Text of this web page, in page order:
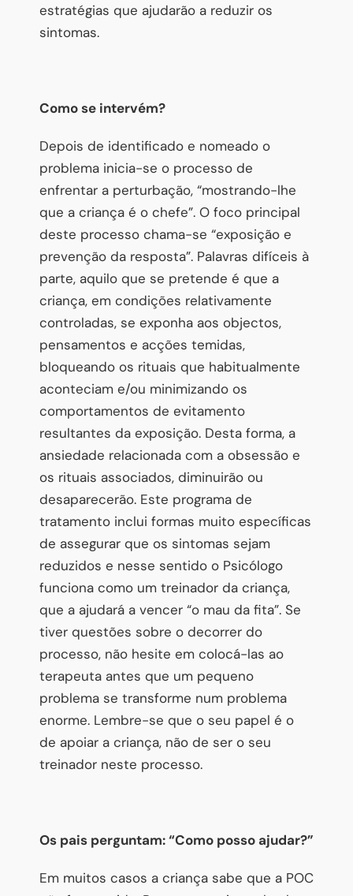
estratégias que ajudarão a reduzir os
sintomas.
Como se intervém?
Depois de identificado e nomeado o
problema inicia-se o processo de
enfrentar a perturbação, “mostrando-lhe
que a criança é o chefe”. O foco principal
deste processo chama-se “exposição e
prevenção da resposta”. Palavras difíceis à
parte, aquilo que se pretende é que a
criança, em condições relativamente
controladas, se exponha aos objectos,
pensamentos e acções temidas,
bloqueando os rituais que habitualmente
aconteciam e/ou minimizando os
comportamentos de evitamento
resultantes da exposição. Desta forma, a
ansiedade relacionada com a obsessão e
os rituais associados, diminuirão ou
desaparecerão. Este programa de
tratamento inclui formas muito específicas
de assegurar que os sintomas sejam
reduzidos e nesse sentido o Psicólogo
funciona como um treinador da criança,
que a ajudará a vencer “o mau da fita”. Se
tiver questões sobre o decorrer do
processo, não hesite em colocá-las ao
terapeuta antes que um pequeno
problema se transforme num problema
enorme. Lembre-se que o seu papel é o
de apoiar a criança, não de ser o seu
treinador neste processo.
Os pais perguntam: “Como posso ajudar?”
Em muitos casos a criança sabe que a POC